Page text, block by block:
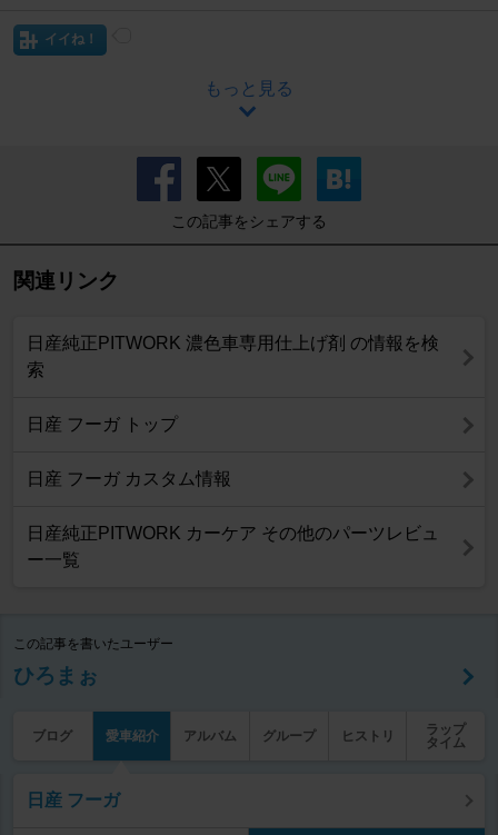
イイね！
もっと見る
この記事をシェアする
関連リンク
日産純正PITWORK 濃色車専用仕上げ剤 の情報を検
索
日産 フーガ トップ
日産 フーガ カスタム情報
日産純正PITWORK カーケア その他のパーツレビュ
ー一覧
この記事を書いたユーザー
ひろまぉ
ブログ 愛車紹介 アルバム グループ ヒストリ
ラップ
タイム
日産 フーガ